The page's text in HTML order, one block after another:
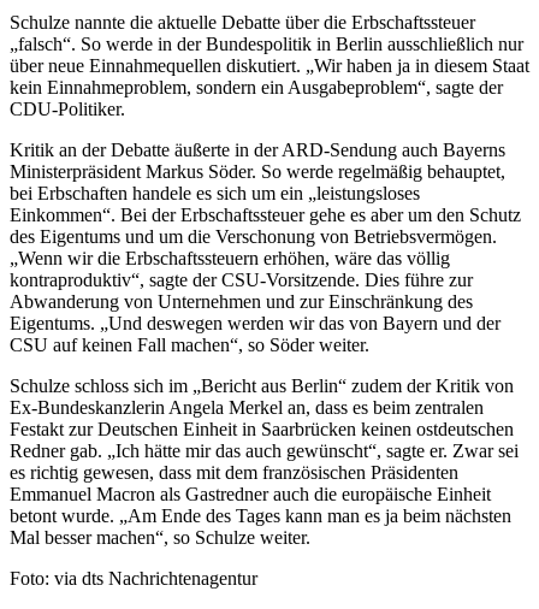
Schulze nannte die aktuelle Debatte über die Erbschaftssteuer
„falsch“. So werde in der Bundespolitik in Berlin ausschließlich nur
über neue Einnahmequellen diskutiert. „Wir haben ja in diesem Staat
kein Einnahmeproblem, sondern ein Ausgabeproblem“, sagte der
CDU-Politiker.
Kritik an der Debatte äußerte in der ARD-Sendung auch Bayerns
Ministerpräsident Markus Söder. So werde regelmäßig behauptet,
bei Erbschaften handele es sich um ein „leistungsloses
Einkommen“. Bei der Erbschaftssteuer gehe es aber um den Schutz
des Eigentums und um die Verschonung von Betriebsvermögen.
„Wenn wir die Erbschaftssteuern erhöhen, wäre das völlig
kontraproduktiv“, sagte der CSU-Vorsitzende. Dies führe zur
Abwanderung von Unternehmen und zur Einschränkung des
Eigentums. „Und deswegen werden wir das von Bayern und der
CSU auf keinen Fall machen“, so Söder weiter.
Schulze schloss sich im „Bericht aus Berlin“ zudem der Kritik von
Ex-Bundeskanzlerin Angela Merkel an, dass es beim zentralen
Festakt zur Deutschen Einheit in Saarbrücken keinen ostdeutschen
Redner gab. „Ich hätte mir das auch gewünscht“, sagte er. Zwar sei
es richtig gewesen, dass mit dem französischen Präsidenten
Emmanuel Macron als Gastredner auch die europäische Einheit
betont wurde. „Am Ende des Tages kann man es ja beim nächsten
Mal besser machen“, so Schulze weiter.
Foto: via dts Nachrichtenagentur